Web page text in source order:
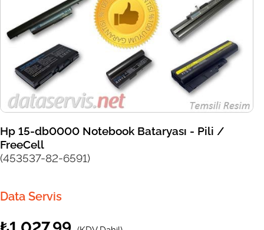
Hp 15-db0000 Notebook Bataryası - Pili /
FreeCell
(453537-82-6591)
Data Servis